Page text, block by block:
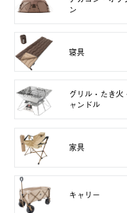
ン
寝具
グリル・たき火
ャンドル
家具
キャリー